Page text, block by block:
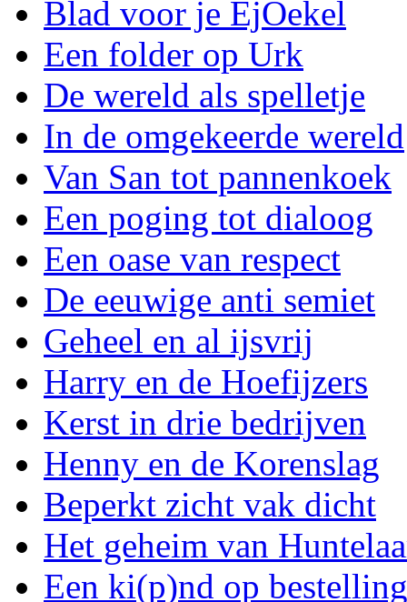
Blad voor je EjOekel
Een folder op Urk
De wereld als spelletje
In de omgekeerde wereld
Van San tot pannenkoek
Een poging tot dialoog
Een oase van respect
De eeuwige anti semiet
Geheel en al ijsvrij
Harry en de Hoefijzers
Kerst in drie bedrijven
Henny en de Korenslag
Beperkt zicht vak dicht
Het geheim van
Een ki(p)nd op bestelling